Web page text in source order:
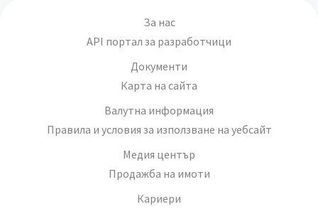
За нас
API портал за разработчици
Документи
Карта на сайта
Валутна информация
Правила и условия за използване на уебсайт
Медия център
Продажба на имоти
Кариери